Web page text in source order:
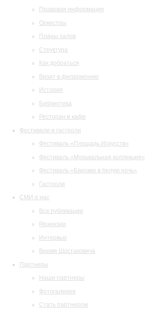
Правовая информация
Оркестры
Планы залов
Структура
Как добраться
Визит в филармонию
История
Библиотека
Ресторан и кафе
Фестивали и гастроли
Фестиваль «Площадь Искусств»
Фестиваль «Музыкальная коллекция»
Фестиваль «Барокко в белую ночь»
Гастроли
СМИ о нас
Все публикации
Рецензии
Интервью
Время Шостаковича
Партнеры
Наши партнеры
Фотогалерея
Стать партнером